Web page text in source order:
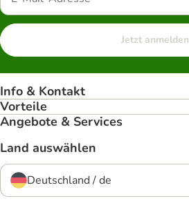
Jetzt anmelden
Info & Kontakt
Vorteile
Angebote & Services
Land auswählen
Deutschland / de